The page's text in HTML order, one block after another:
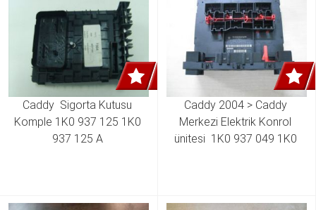
Caddy  Sigorta Kutusu
Komple 1K0 937 125 1K0
937 125 A
Caddy 2004 > Caddy
Merkezi Elektrik Konrol
ünitesi  1K0 937 049 1K0